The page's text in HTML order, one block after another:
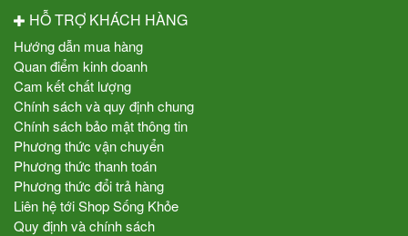
HỖ TRỢ KHÁCH HÀNG
Hướng dẫn mua hàng
Quan điểm kinh doanh
Cam kết chất lượng
Chính sách và quy định chung
Chính sách bảo mật thông tin
Phương thức vận chuyển
Phương thức thanh toán
Phương thức đổi trả hàng
Liên hệ tới Shop Sống Khỏe
Quy định và chính sách